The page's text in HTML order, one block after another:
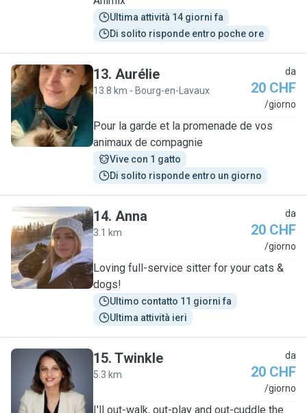
Ultima attività 14 giorni fa
Di solito risponde entro poche ore
A
13. Aurélie
13.8 km - Bourg-en-Lavaux
da
20 CHF
/giorno
Pour la garde et la promenade de vos
animaux de compagnie
Vive con 1 gatto
Di solito risponde entro un giorno
A
14. Anna
3.1 km
da
20 CHF
/giorno
Loving full-service sitter for your cats &
dogs!
Ultimo contatto 11 giorni fa
Ultima attività ieri
T
15. Twinkle
5.3 km
da
20 CHF
/giorno
I'll out-walk, out-play and out-cuddle the